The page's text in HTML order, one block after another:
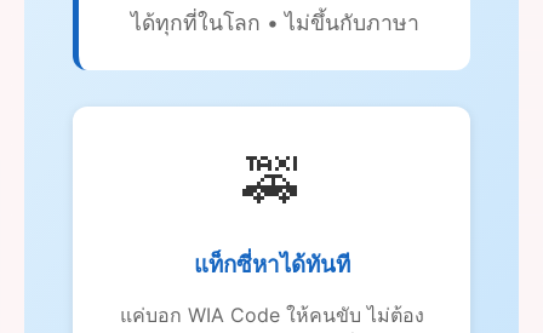
ได้ทุกที่ในโลก • ไม่ขึ้นกับภาษา
🚕
แท็กซี่หาได้ทันที
แค่บอก WIA Code ให้คนขับ ไม่ต้อง